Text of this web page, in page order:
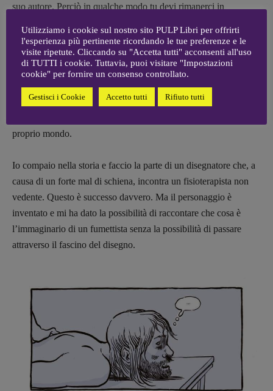
suo autore. Perciò in qualche modo tu devi rimanerci in
Magnus di questo collegamento totale ne ha fatto un estremo
perché ha rinunciato a tutto, rinunciato alla famiglia, ai figli e
tutto quanto; a un certo punto se n’è andato da solo a Castel Del
Rio per gli ultimi 10 anni della sua vita. Gli altri disegnatori di
fumetti mi hanno riconosciuto di aver raccontato una cosa che
proprio mondo.
Io compaio nella storia e faccio la parte di un disegnatore che, a
causa di un forte mal di schiena, incontra un fisioterapista non
vedente. Questo è successo davvero. Ma il personaggio è
inventato e mi ha dato la possibilità di raccontare che cosa è
l’immaginario di un fumettista senza la possibilità di passare
attraverso il fascino del disegno.
Utilizziamo i cookie sul nostro sito PULP Libri per offrirti
l'esperienza più pertinente ricordando le tue preferenze e le
visite ripetute. Cliccando su "Accetta tutti" acconsenti all'uso
di TUTTI i cookie. Tuttavia, puoi visitare "Impostazioni
cookie" per fornire un consenso controllato.
Gestisci i Cookie Accetto tutti Rifiuto tutti